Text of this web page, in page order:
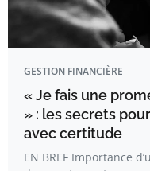
GESTION FINANCIÈRE
« Je fais une
» : les secrets
avec certitude
EN BREF Importance